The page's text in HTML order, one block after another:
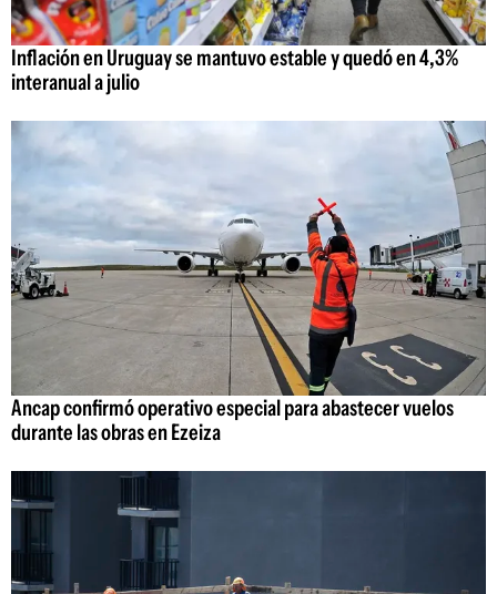
Inflación en Uruguay se mantuvo estable y quedó en 4,3%
interanual a julio
Ancap confirmó operativo especial para abastecer vuelos
durante las obras en Ezeiza